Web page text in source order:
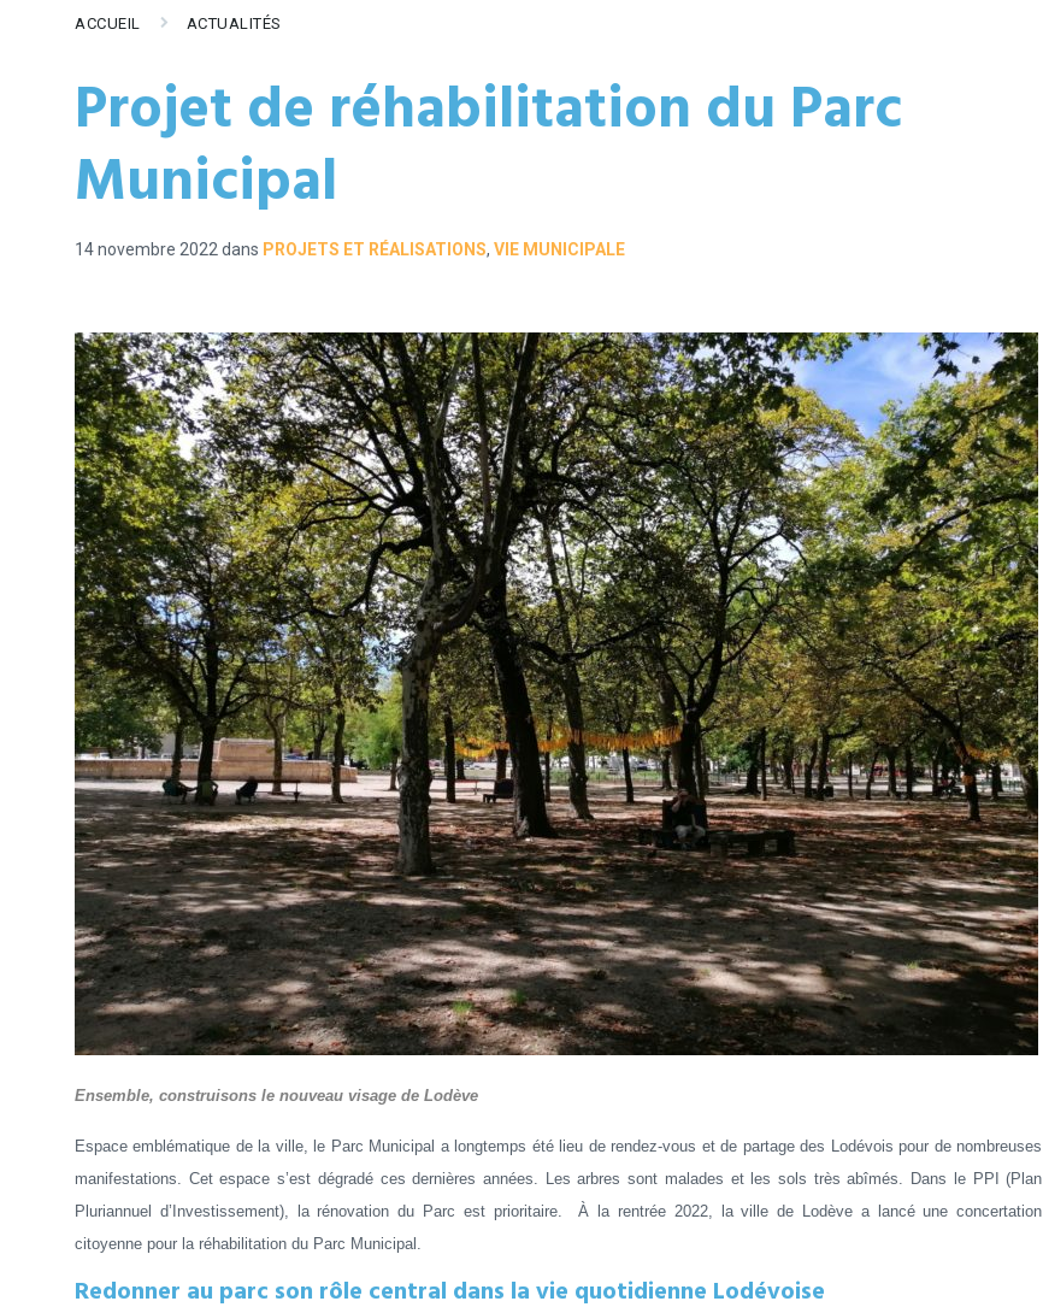
ACCUEIL ACTUALITÉS
Projet de réhabilitation du Parc
Municipal
14 novembre 2022 dans PROJETS ET RÉALISATIONS, VIE MUNICIPALE
Ensemble, construisons le nouveau visage de Lodève
Espace emblématique de la ville, le Parc Municipal a longtemps été lieu de rendez-vous et de partage des Lodévois pour de nombreuses
manifestations. Cet espace s’est dégradé ces dernières années. Les arbres sont malades et les sols très abîmés. Dans le PPI (Plan
Pluriannuel d’Investissement), la rénovation du Parc est prioritaire. À la rentrée 2022, la ville de Lodève a lancé une concertation
citoyenne pour la réhabilitation du Parc Municipal.
Redonner au parc son rôle central dans la vie quotidienne Lodévoise